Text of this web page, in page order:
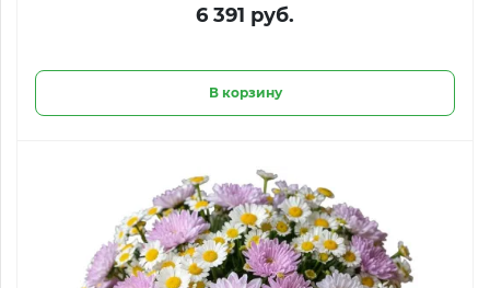
6 391 руб.
В корзину